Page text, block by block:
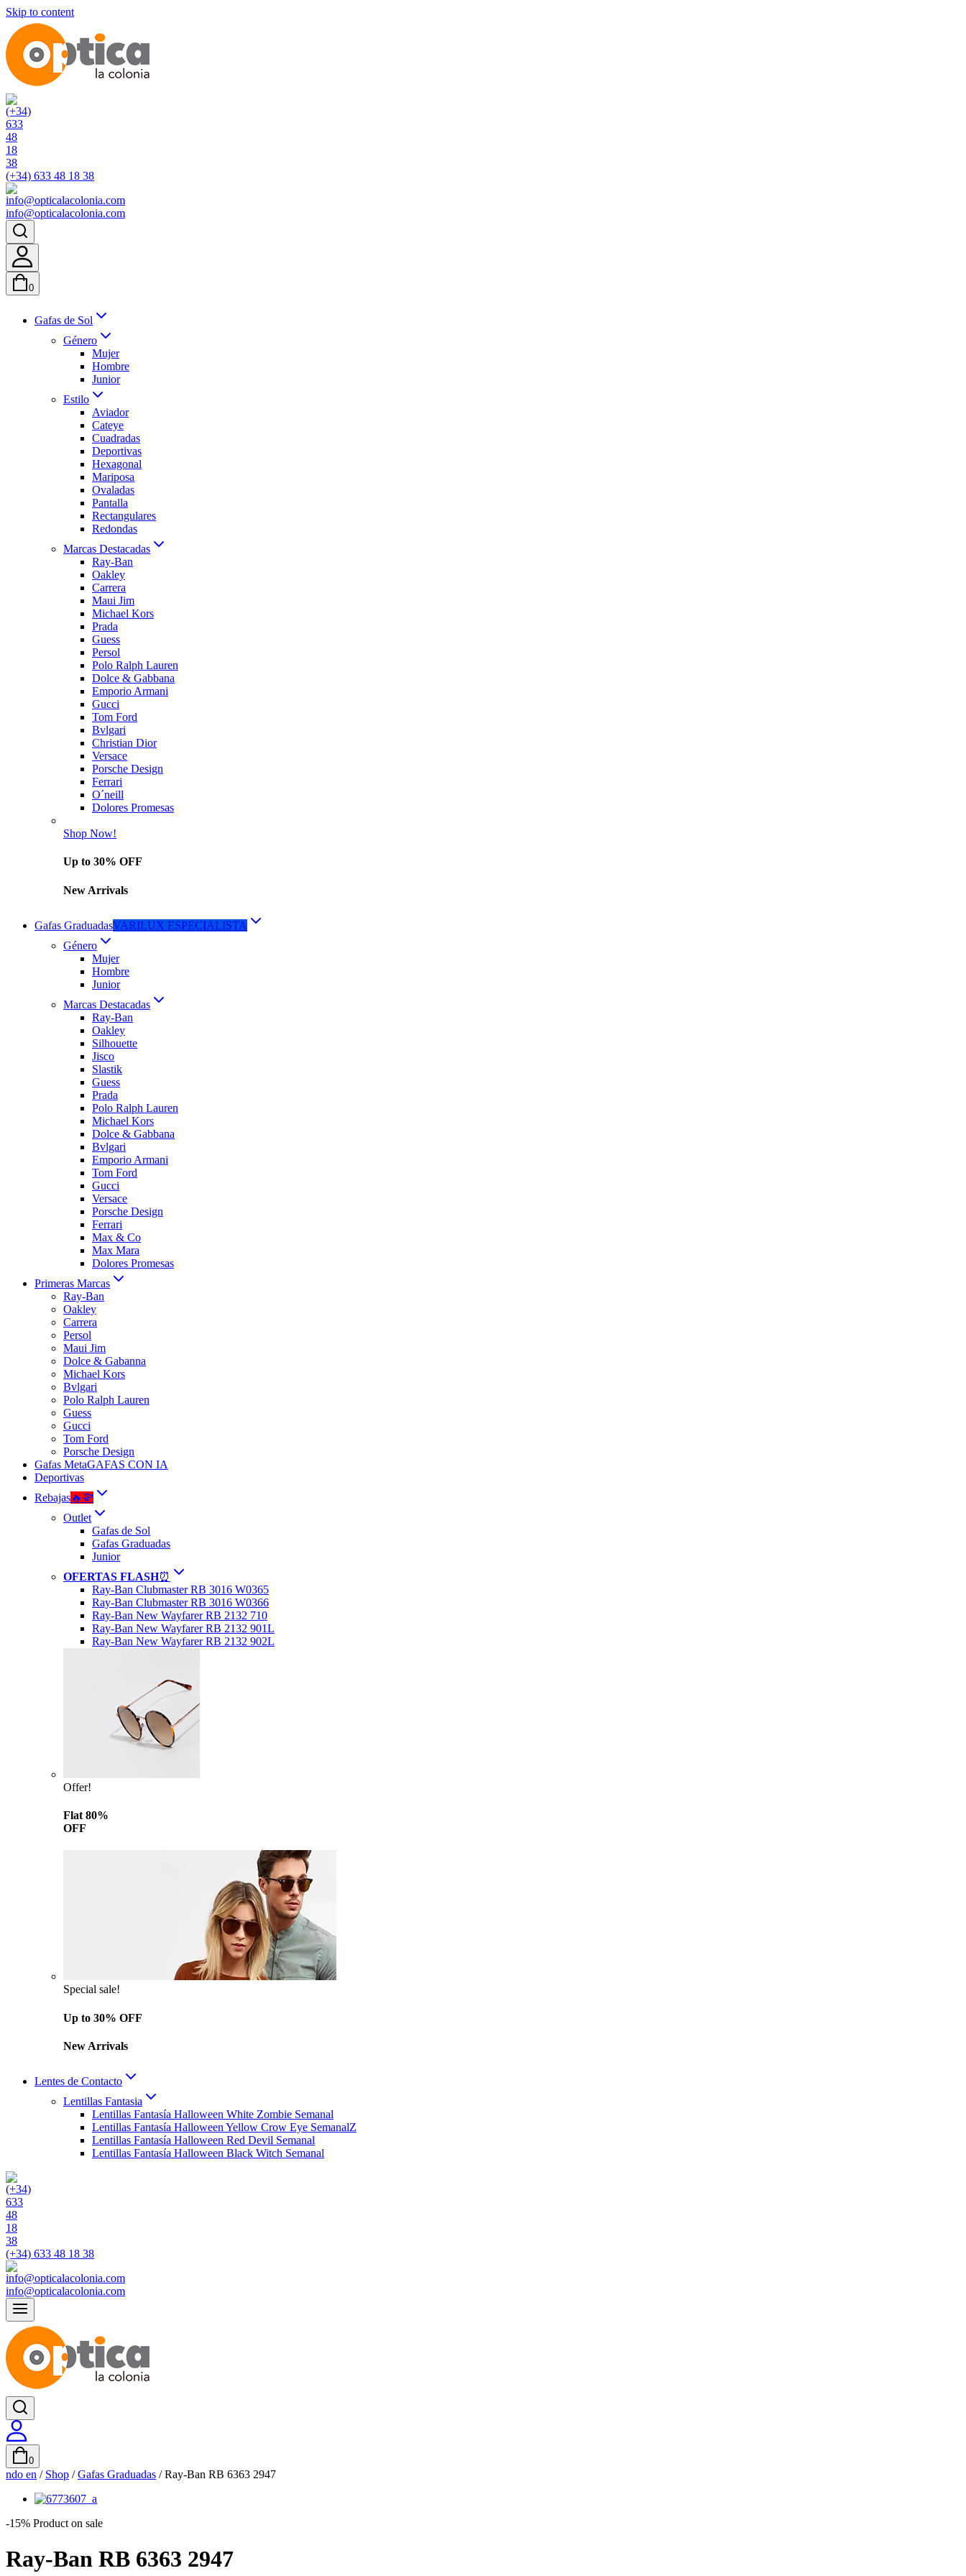
Skip to content
(+34) 633 48 18 38
info@opticalacolonia.com
0
Gafas de Sol
Género
Mujer
Hombre
Junior
Estilo
Aviador
Cateye
Cuadradas
Deportivas
Hexagonal
Mariposa
Ovaladas
Pantalla
Rectangulares
Redondas
Marcas Destacadas
Ray-Ban
Oakley
Carrera
Maui Jim
Michael Kors
Prada
Guess
Persol
Polo Ralph Lauren
Dolce & Gabbana
Emporio Armani
Gucci
Tom Ford
Bvlgari
Christian Dior
Versace
Porsche Design
Ferrari
O´neill
Dolores Promesas
Shop Now!
Up to 30% OFF
New Arrivals
Gafas GraduadasVARILUX ESPECIALISTA
Género
Mujer
Hombre
Junior
Marcas Destacadas
Ray-Ban
Oakley
Silhouette
Jisco
Slastik
Guess
Prada
Polo Ralph Lauren
Michael Kors
Dolce & Gabbana
Bvlgari
Emporio Armani
Tom Ford
Gucci
Versace
Porsche Design
Ferrari
Max & Co
Max Mara
Dolores Promesas
Primeras Marcas
Ray-Ban
Oakley
Carrera
Persol
Maui Jim
Dolce & Gabanna
Michael Kors
Bvlgari
Polo Ralph Lauren
Guess
Gucci
Tom Ford
Porsche Design
Gafas MetaGAFAS CON IA
Deportivas
Rebajas🔥💸
Outlet
Gafas de Sol
Gafas Graduadas
Junior
OFERTAS FLASH⏰
Ray-Ban Clubmaster RB 3016 W0365
Ray-Ban Clubmaster RB 3016 W0366
Ray-Ban New Wayfarer RB 2132 710
Ray-Ban New Wayfarer RB 2132 901L
Ray-Ban New Wayfarer RB 2132 902L
Offer!
Flat 80%
OFF
Special sale!
Up to 30% OFF
New Arrivals
Lentes de Contacto
Lentillas Fantasia
Lentillas Fantasía Halloween White Zombie Semanal
Lentillas Fantasía Halloween Yellow Crow Eye SemanalZ
Lentillas Fantasía Halloween Red Devil Semanal
Lentillas Fantasía Halloween Black Witch Semanal
(+34) 633 48 18 38
info@opticalacolonia.com
0
ndo en / Shop / Gafas Graduadas / Ray-Ban RB 6363 2947
-15% Product on sale
Ray-Ban RB 6363 2947